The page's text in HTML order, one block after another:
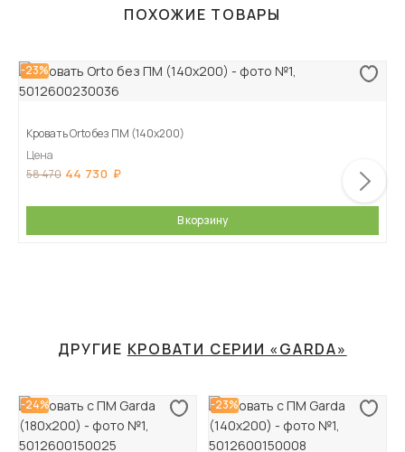
ПОХОЖИЕ ТОВАРЫ
-23%
Кровать Orto без ПМ (140х200)
Цена
58 470 44 730
В корзину
ДРУГИЕ КРОВАТИ СЕРИИ «GARDA»
-24% -23%